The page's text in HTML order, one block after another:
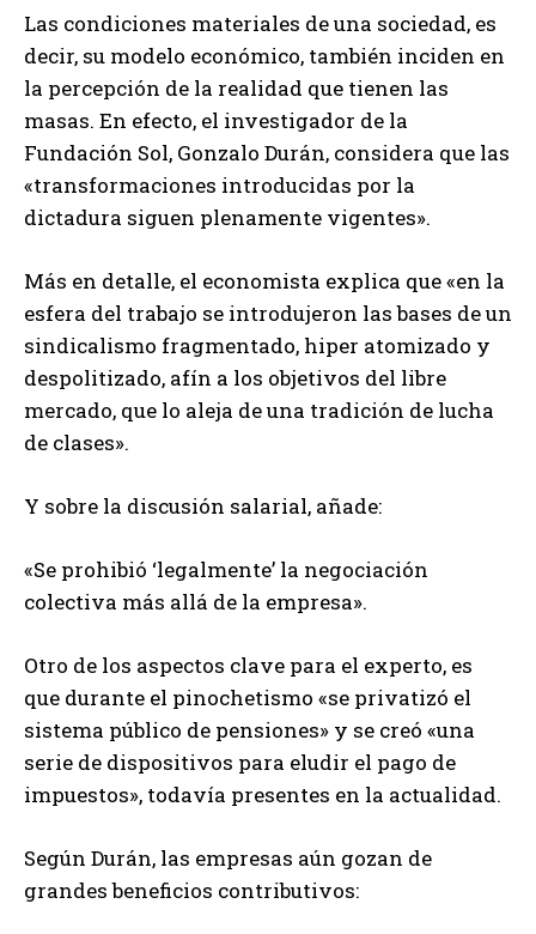
Las condiciones materiales de una sociedad, es
decir, su modelo económico, también inciden en
la percepción de la realidad que tienen las
masas. En efecto, el investigador de la
Fundación Sol, Gonzalo Durán, considera que las
«transformaciones introducidas por la
dictadura siguen plenamente vigentes».
Más en detalle, el economista explica que «en la
esfera del trabajo se introdujeron las bases de un
sindicalismo fragmentado, hiper atomizado y
despolitizado, afín a los objetivos del libre
mercado, que lo aleja de una tradición de lucha
de clases».
Y sobre la discusión salarial, añade:
«Se prohibió ‘legalmente’ la negociación
colectiva más allá de la empresa».
Otro de los aspectos clave para el experto, es
que durante el pinochetismo «se privatizó el
sistema público de pensiones» y se creó «una
serie de dispositivos para eludir el pago de
impuestos», todavía presentes en la actualidad.
Según Durán, las empresas aún gozan de
grandes beneficios contributivos: